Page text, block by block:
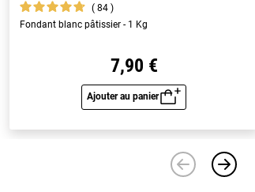
84
Fondant blanc pâtissier - 1 Kg
7,90 €
Ajouter au panier
Aperçu rapide